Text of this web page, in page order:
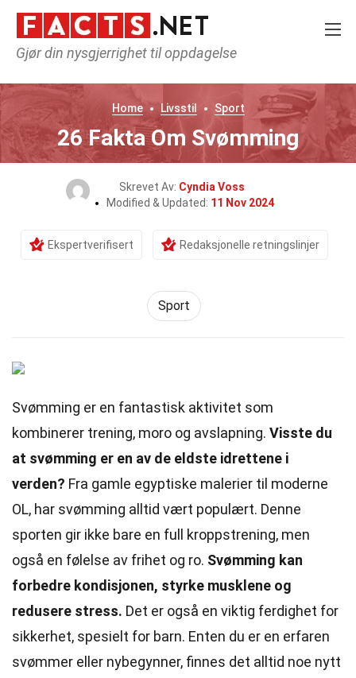
Gjør din nysgjerrighet til oppdagelse
Home Livsstil Sport
26 Fakta Om Svømming
Skrevet Av: Cyndia Voss
Modified & Updated: 11 Nov 2024
Ekspertverifisert Redaksjonelle retningslinjer
Sport
Svømming er en fantastisk aktivitet som
kombinerer trening, moro og avslapning. Visste du
at svømming er en av de eldste idrettene i
verden? Fra gamle egyptiske malerier til moderne
OL, har svømming alltid vært populært. Denne
sporten gir ikke bare en full kroppstrening, men
også en følelse av frihet og ro. Svømming kan
forbedre kondisjonen, styrke musklene og
redusere stress. Det er også en viktig ferdighet for
sikkerhet, spesielt for barn. Enten du er en erfaren
svømmer eller nybegynner, finnes det alltid noe nytt